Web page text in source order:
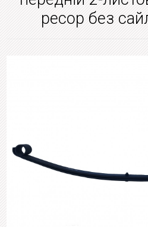
ресор без